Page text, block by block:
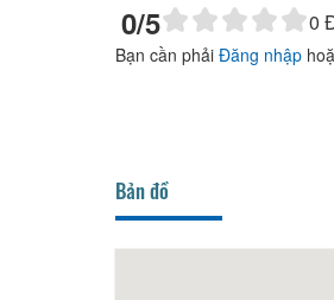
0/5 0
Bạn cần phải Đăng nhập
Bản đồ